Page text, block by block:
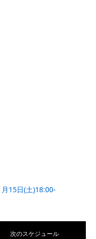
15日(土)18:00-
次のスケジュール